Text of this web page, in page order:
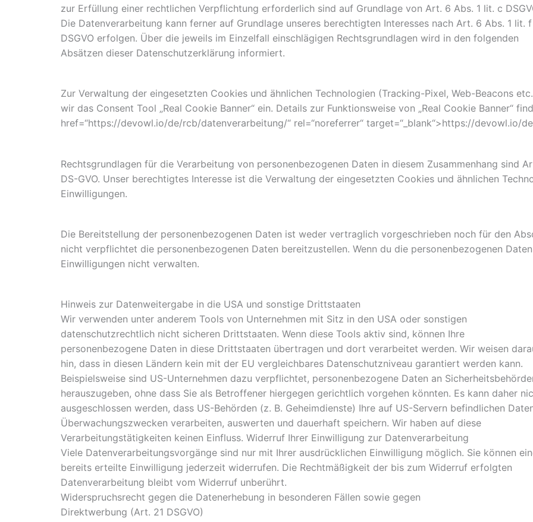
zur Erfüllung einer rechtlichen Verpflichtung erforderlich sind auf Grundlage von Art. 6 Abs. 1 lit. c
Die Datenverarbeitung kann ferner auf Grundlage unseres berechtigten Interesses nach Art. 6 Abs. 1 lit. f
DSGVO erfolgen. Über die jeweils im Einzelfall einschlägigen Rechtsgrundlagen wird in den folgenden
Absätzen dieser Datenschutzerklärung informiert.
Zur Verwaltung der eingesetzten Cookies und ähnlichen Technologien (Tracking-Pixel, Web-Beacons
wir das Consent Tool „Real Cookie Banner“ ein. Details zur Funktionsweise von „Real Cookie Banner“
href=“https://devowl.io/de/rcb/datenverarbeitung/“ rel=“noreferrer“ target=“_blank“>https://devowl.io/
Rechtsgrundlagen für die Verarbeitung von personenbezogenen Daten in diesem Zusammenhang sind
DS-GVO. Unser berechtigtes Interesse ist die Verwaltung der eingesetzten Cookies und ähnlichen
Einwilligungen.
Die Bereitstellung der personenbezogenen Daten ist weder vertraglich vorgeschrieben noch für den
nicht verpflichtet die personenbezogenen Daten bereitzustellen. Wenn du die personenbezogenen
Einwilligungen nicht verwalten.
Hinweis zur Datenweitergabe in die USA und sonstige Drittstaaten
Wir verwenden unter anderem Tools von Unternehmen mit Sitz in den USA oder sonstigen
datenschutzrechtlich nicht sicheren Drittstaaten. Wenn diese Tools aktiv sind, können Ihre
personenbezogene Daten in diese Drittstaaten übertragen und dort verarbeitet werden. Wir weisen
hin, dass in diesen Ländern kein mit der EU vergleichbares Datenschutzniveau garantiert werden kann.
Beispielsweise sind US-Unternehmen dazu verpflichtet, personenbezogene Daten an
herauszugeben, ohne dass Sie als Betroffener hiergegen gerichtlich vorgehen könnten. Es kann daher
ausgeschlossen werden, dass US-Behörden (z. B. Geheimdienste) Ihre auf US-Servern befindlichen
Überwachungszwecken verarbeiten, auswerten und dauerhaft speichern. Wir haben auf diese
Verarbeitungstätigkeiten keinen Einfluss. Widerruf Ihrer Einwilligung zur Datenverarbeitung
Viele Datenverarbeitungsvorgänge sind nur mit Ihrer ausdrücklichen Einwilligung möglich. Sie können
bereits erteilte Einwilligung jederzeit widerrufen. Die Rechtmäßigkeit der bis zum Widerruf erfolgten
Datenverarbeitung bleibt vom Widerruf unberührt.
Widerspruchsrecht gegen die Datenerhebung in besonderen Fällen sowie gegen
Direktwerbung (Art. 21 DSGVO)